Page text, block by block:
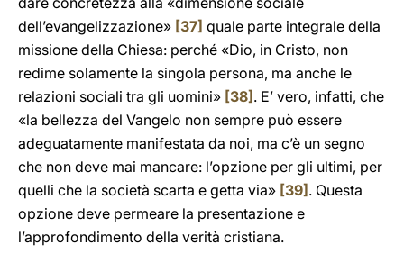
dell’evangelizzazione» [37] quale parte integrale della
missione della Chiesa: perché «Dio, in Cristo, non
redime solamente la singola persona, ma anche le
relazioni sociali tra gli uomini» [38] . E’ vero, infatti, che
«la bellezza del Vangelo non sempre può essere
adeguatamente manifestata da noi, ma c’è un segno
che non deve mai mancare: l’opzione per gli ultimi, per
quelli che la società scarta e getta via» [39] . Questa
opzione deve permeare la presentazione e
l’approfondimento della verità cristiana.